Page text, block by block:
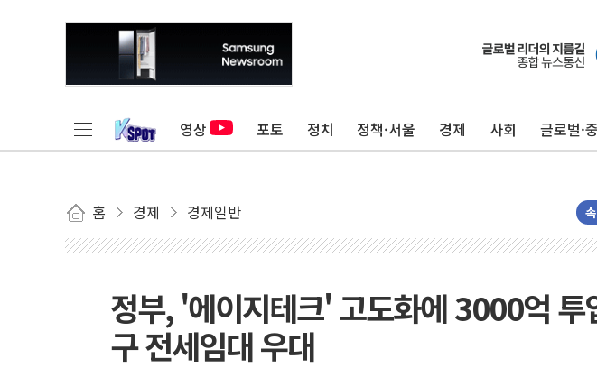
영상 포토 정치 정책·서울 경제 사회 글로벌·
홈 경제 경제일반
정부, '에이지테크' 고도화에 3000억
구 전세임대 우대